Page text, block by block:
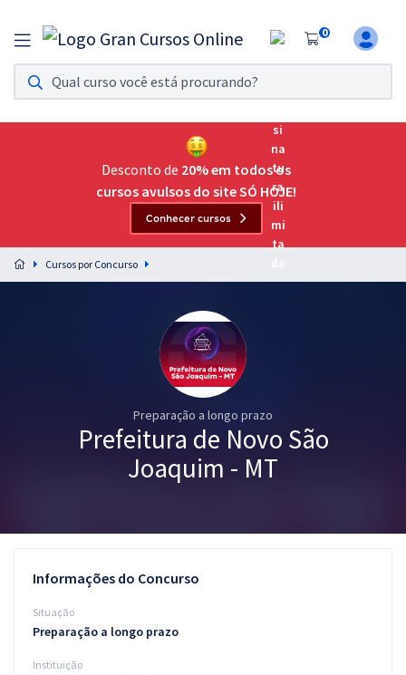
0
Assinatura Ilimitada 11
Acesso a todos os cursos. Teste grátis por 7 dias!
Assinatura OAB Até Passar
Acesso ilimitado a toda preparação para o Exame da
Preparação completa e intensiva para as principais
residências em saúde do Brasil
Conteúdo gratuito
Blog
Desconto de 20% em todos os
cursos avulsos do site SÓ HOJE!
Conhecer cursos
Cursos por Concurso
Preparação a longo prazo
Prefeitura de Novo São
Joaquim - MT
Informações do Concurso
Situação
Preparação a longo prazo
Instituição